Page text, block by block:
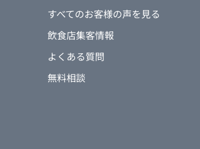
すべてのお客様の声を見る
飲食店集客情報
よくある質問
無料相談